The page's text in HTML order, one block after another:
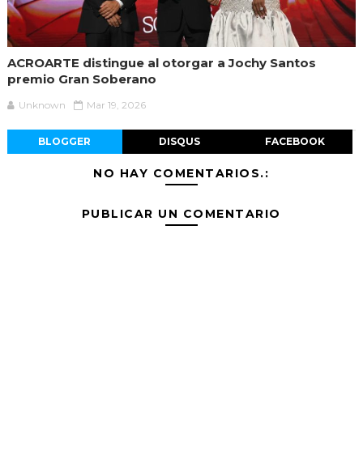
ACROARTE distingue al otorgar a Jochy Santos
premio Gran Soberano
Unknown Mar 19, 2026
BLOGGER DISQUS FACEBOOK
NO HAY COMENTARIOS.:
PUBLICAR UN COMENTARIO